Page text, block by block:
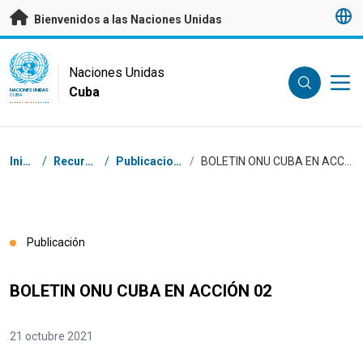
Saltar a contenido principal
Bienvenidos a las Naciones Unidas
UN Logo
NACIONES UNIDAS
CUBA
Naciones Unidas
Cuba
Coordenadas dentro de la ruta de navegación
Inicio / Recursos / Publicaciones / BOLETIN ONU CUBA EN ACCIÓN 02
Publicación
BOLETIN ONU CUBA EN ACCIÓN 02
21 octubre 2021